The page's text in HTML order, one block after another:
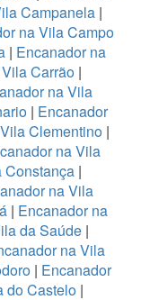
Campanela |
na Vila Campo
| Encanador na
Carrão|
na Vila
| Encanador
Clementino|
na Vila
Constança |
na Vila
| Encanador na
da Saúde|
na Vila
| Encanador
do Castelo |